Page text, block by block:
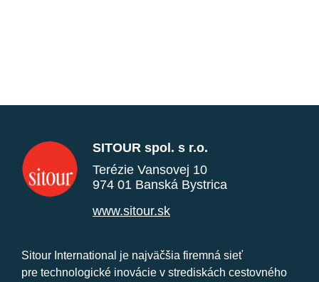
SITOUR spol. s r.o.
Terézie Vansovej 10
974 01 Banská Bystrica
www.sitour.sk
Sitour International je najväčšia firemná sieť
pre technologické inovácie v strediskách cestovného